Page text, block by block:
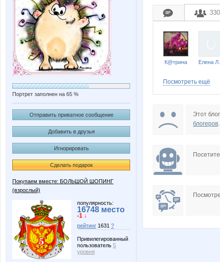
Портрет заполнен на 65 %
Отправить приватное сообщение
Добавить в друзья
Игнорировать
Сделать подарок
Покупаем вместе: БОЛЬШОЙ ШОПИНГ
(взрослый)
популярность:
16748 место
-1 ↓
рейтинг 1631 ?
Привилегированный
пользователь 5
уровня
330
К@трина
nnnadja
НаТаня Alenok
Посмотреть ещё
Этот
блогеров.